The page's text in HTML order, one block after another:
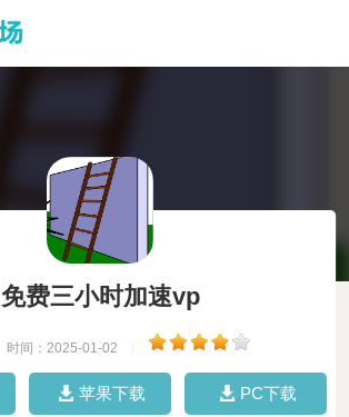
免费三小时加速vp
时间：2025-01-02
苹果下载 PC下载